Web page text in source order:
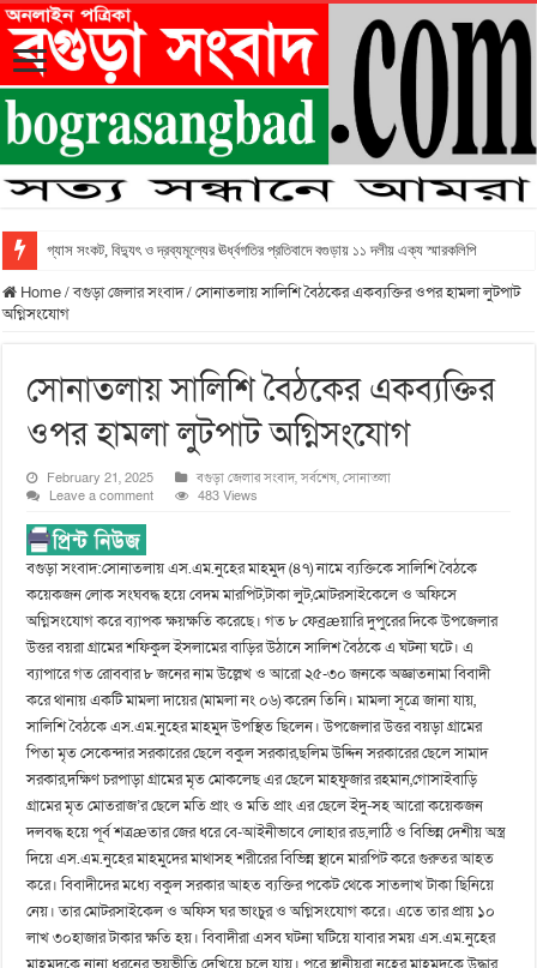
গ্যাস সংকট, বিদ্যুৎ ও দ্রব্যমূল্যের ঊর্ধ্বগতির প্রতিবাদে বগুড়ায় ১১ দলীয় এক্য স্মারকলিপি
Home/বগুড়া জেলার সংবাদ/সোনাতলায় সালিশি বৈঠকের একব্যক্তির ওপর হামলা লুটপাট
অগ্নিসংযোগ
সোনাতলায় সালিশি বৈঠকের একব্যক্তির
ওপর হামলা লুটপাট অগ্নিসংযোগ
February 21, 2025 বগুড়া জেলার সংবাদ,সর্বশেষ,সোনাতলা
Leave a comment
483 Views
বগুড়া সংবাদ:সোনাতলায় এস.এম.নুহের মাহমুদ (৪৭) নামে ব্যক্তিকে সালিশি বৈঠকে
কয়েকজন লোক সংঘবদ্ধ হয়ে বেদম মারপিট,টাকা লুট,মোটরসাইকেলে ও অফিসে
অগ্নিসংযোগ করে ব্যাপক ক্ষয়ক্ষতি করেছে। গত ৮ ফেব্রæয়ারি দুপুরের দিকে উপজেলার
উত্তর বয়রা গ্রামের শফিকুল ইসলামের বাড়ির উঠানে সালিশ বৈঠকে এ ঘটনা ঘটে। এ
ব্যাপারে গত রোববার ৮ জনের নাম উল্লেখ ও আরো ২৫-৩০ জনকে অজ্ঞাতনামা বিবাদী
করে থানায় একটি মামলা দায়ের (মামলা নং ০৬) করেন তিনি। মামলা সূত্রে জানা যায়,
সালিশি বৈঠকে এস.এম.নুহের মাহমুদ উপস্থিত ছিলেন। উপজেলার উত্তর বয়ড়া গ্রামের
পিতা মৃত সেকেন্দার সরকারের ছেলে বকুল সরকার,ছলিম উদ্দিন সরকারের ছেলে সামাদ
সরকার,দক্ষিণ চরপাড়া গ্রামের মৃত মোকলেছ এর ছেলে মাহফুজার রহমান,গোসাইবাড়ি
গ্রামের মৃত মোতরাজ’র ছেলে মতি প্রাং ও মতি প্রাং এর ছেলে ইদু-সহ আরো কয়েকজন
দলবদ্ধ হয়ে পূর্ব শত্রæতার জের ধরে বে-আইনীভাবে লোহার রড,লাঠি ও বিভিন্ন দেশীয় অস্ত্র
দিয়ে এস.এম.নুহের মাহমুদের মাথাসহ শরীরের বিভিন্ন স্থানে মারপিট করে গুরুতর আহত
করে। বিবাদীদের মধ্যে বকুল সরকার আহত ব্যক্তির পকেট থেকে সাতলাখ টাকা ছিনিয়ে
নেয়। তার মোটরসাইকেল ও অফিস ঘর ভাংচুর ও অগ্নিসংযোগ করে। এতে তার প্রায় ১০
লাখ ৩০হাজার টাকার ক্ষতি হয়। বিবাদীরা এসব ঘটনা ঘটিয়ে যাবার সময় এস.এম.নুহের